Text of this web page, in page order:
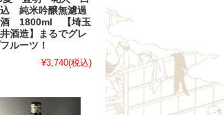
純米吟醸無濾過
酒 1800ml 【埼玉
酒造】まるでグレ
ルーツ！
¥3,740(税込)